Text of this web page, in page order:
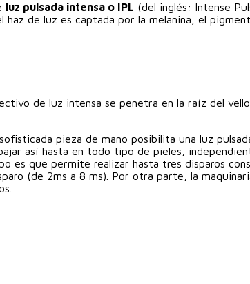
luz pulsada intensa o IPL (del inglés: Intense
de luz es captada por la melanina, el
de luz intensa se penetra en la raíz del
pieza de mano posibilita una luz
así hasta en todo tipo de pieles,
que permite realizar hasta tres disparos
(de 2ms a 8 ms). Por otra parte, la